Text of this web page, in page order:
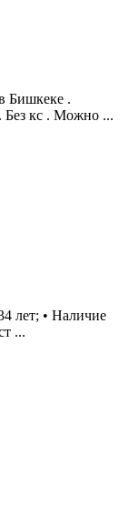
Бишкеке .
Без кс . Можно ...
лет; • Наличие
...